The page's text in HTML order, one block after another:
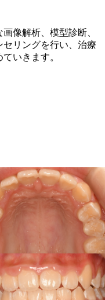
像解析、模型診断、
リングを行い、治療
いきます。